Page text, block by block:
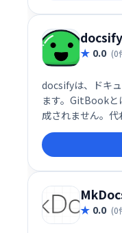
docsify
0.0 (0
docsifyは、ドキ
ます。GitBookと
成されません。
ートにロードし
す。index.htmlを
デプロイするだ
0.0 (0